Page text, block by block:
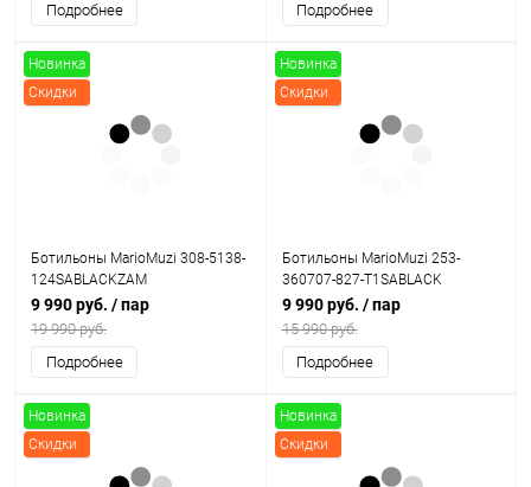
Подробнее
Подробнее
Новинка
Скидки
Ботильоны MarioMuzi 308-5138-
124SABLACKZAM
9 990 руб. / пар
19 990 руб.
Подробнее
Новинка
Скидки
Ботильоны MarioMuzi 253-
360707-827-T1SABLACK
9 990 руб. / пар
15 990 руб.
Подробнее
Новинка
Скидки
Новинка
Скидки